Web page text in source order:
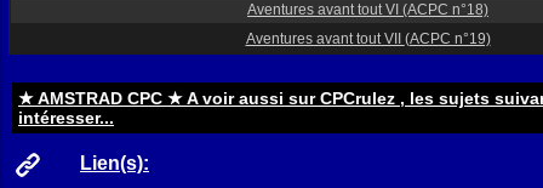
Aventures avant tout VI (ACPC n°18)
Aventures avant tout VII (ACPC n°19)
★ AMSTRAD CPC ★ A voir aussi sur CPCrulez , les sujets
intéresser...
Lien(s):